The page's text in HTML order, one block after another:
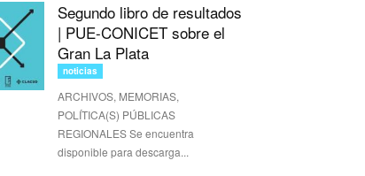
Segundo libro de resultados
| PUE-CONICET sobre el
Gran La Plata
noticias
ARCHIVOS, MEMORIAS,
POLÍTICA(S) PÚBLICAS
REGIONALES Se encuentra
disponible para descarga...